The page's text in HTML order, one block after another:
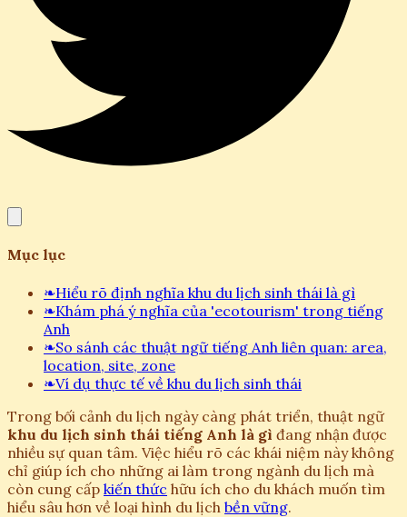
Mục lục
❧Hiểu rõ định nghĩa khu du lịch sinh thái là gì
❧Khám phá ý nghĩa của 'ecotourism' trong tiếng
Anh
❧So sánh các thuật ngữ tiếng Anh liên quan: area,
location, site, zone
❧Ví dụ thực tế về khu du lịch sinh thái
Trong bối cảnh du lịch ngày càng phát triển, thuật ngữ
khu du lịch sinh thái tiếng Anh là gì đang nhận được
nhiều sự quan tâm. Việc hiểu rõ các khái niệm này không
chỉ giúp ích cho những ai làm trong ngành du lịch mà
còn cung cấp kiến thức hữu ích cho du khách muốn tìm
hiểu sâu hơn về loại hình du lịch bền vững.